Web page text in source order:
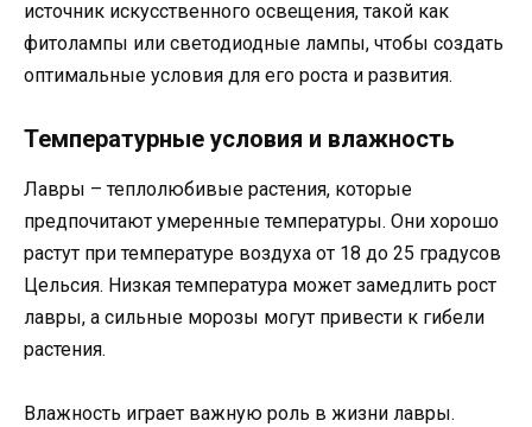
источник искусственного освещения, такой как
фитолампы или светодиодные лампы, чтобы создать
оптимальные условия для его роста и развития.
Температурные условия и влажность
Лавры – теплолюбивые растения, которые
предпочитают умеренные температуры. Они хорошо
растут при температуре воздуха от 18 до 25 градусов
Цельсия. Низкая температура может замедлить рост
лавры, а сильные морозы могут привести к гибели
растения.
Влажность играет важную роль в жизни лавры.